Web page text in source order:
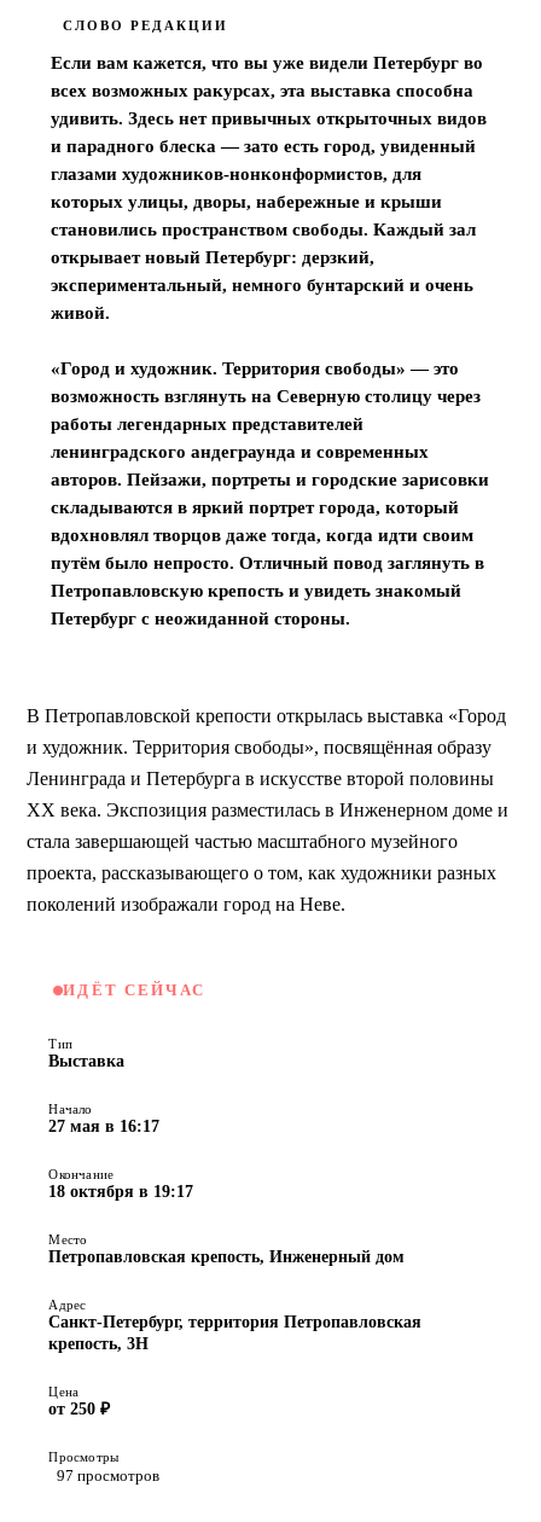
свободы»
Петропавловская крепость, Инженерный дом
СЛОВО РЕДАКЦИИ
Если вам кажется, что вы уже видели Петербург во
всех возможных ракурсах, эта выставка способна
удивить. Здесь нет привычных открыточных видов
и парадного блеска — зато есть город, увиденный
глазами художников-нонконформистов, для
которых улицы, дворы, набережные и крыши
становились пространством свободы. Каждый зал
открывает новый Петербург: дерзкий,
экспериментальный, немного бунтарский и очень
живой.
«Город и художник. Территория свободы» — это
возможность взглянуть на Северную столицу через
работы легендарных представителей
ленинградского андеграунда и современных
авторов. Пейзажи, портреты и городские зарисовки
складываются в яркий портрет города, который
вдохновлял творцов даже тогда, когда идти своим
путём было непросто. Отличный повод заглянуть в
Петропавловскую крепость и увидеть знакомый
Петербург с неожиданной стороны.
В Петропавловской крепости открылась выставка «Город
и художник. Территория свободы», посвящённая образу
Ленинграда и Петербурга в искусстве второй половины
XX века. Экспозиция разместилась в Инженерном доме и
стала завершающей частью масштабного музейного
проекта, рассказывающего о том, как художники разных
поколений изображали город на Неве.
ИДЁТ СЕЙЧАС
Тип
Выставка
Начало
27 мая в 16:17
Окончание
18 октября в 19:17
Место
Петропавловская крепость, Инженерный дом
Адрес
Санкт-Петербург, территория Петропавловская
крепость, 3Н
Цена
от 250 ₽
Просмотры
97 просмотров